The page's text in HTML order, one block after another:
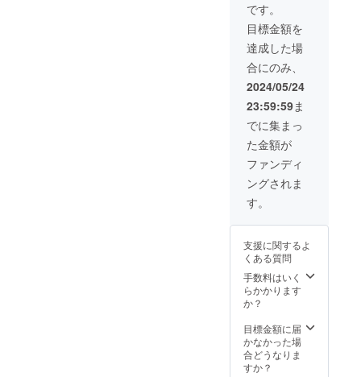
発送方
法：夏
季（6月
1日～9
月30
日）期
間は
クール
便でお
届けい
たしま
す。
です。
目標金額を
達成した場
合にのみ、
2024/05/24
23:59:59ま
でに集まっ
た金額が
ファンディ
ングされま
す。
支援に関するよ
くある質問
手数料はいく
らかかります
か？
目標金額に届
かなかった場
合どうなりま
すか？